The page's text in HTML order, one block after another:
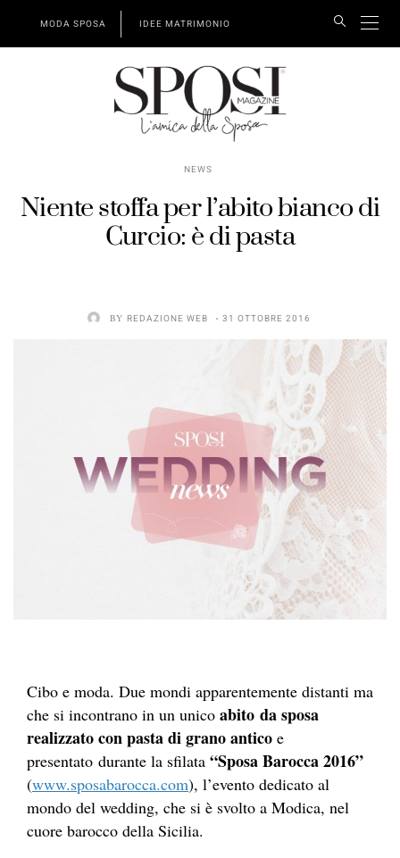
MODA SPOSA IDEE MATRIMONIO
NEWS
Niente stoffa per l’abito bianco di
Curcio: è di pasta
BY REDAZIONE WEB 31 OTTOBRE 2016
Cibo e moda. Due mondi apparentemente distanti ma
che si incontrano in un unico abito da sposa
realizzato con pasta di grano antico e
presentato durante la sfilata “Sposa Barocca 2016”
(www.sposabarocca.com), l’evento dedicato al
mondo del wedding, che si è svolto a Modica, nel
cuore barocco della Sicilia.